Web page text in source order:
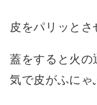
皮をパリッとさ
蓋をすると火の
気で皮がふにゃ